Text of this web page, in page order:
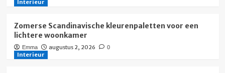
Interieur
Zomerse Scandinavische kleurenpaletten voor een
lichtere woonkamer
Emma augustus 2, 2026 0
Interieur